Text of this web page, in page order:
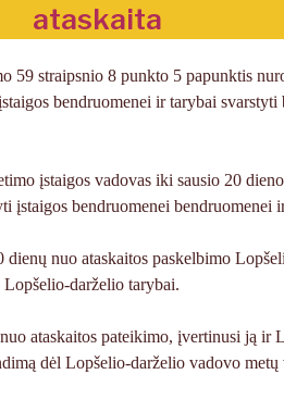
ataskaita
59 straipsnio 8 punkto 5 papunktis
bendruomenei ir tarybai svarstyti
įstaigos vadovas iki sausio 20
įstaigos bendruomenei bendruomenei
nuo ataskaitos paskelbimo
darželio tarybai.
ataskaitos pateikimo, įvertinusi ją ir
dėl Lopšelio-darželio vadovo